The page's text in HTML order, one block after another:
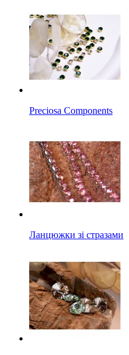
Preciosa Components
Ланцюжки зі стразами